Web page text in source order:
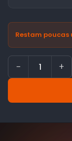
Restam
− +